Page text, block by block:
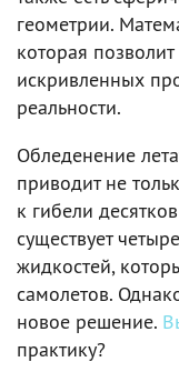
геометрии.
которая позволит
искривленных
реальности.
Обледенение
приводит не
к гибели
существует
жидкостей,
самолетов.
новое решение.
практику?